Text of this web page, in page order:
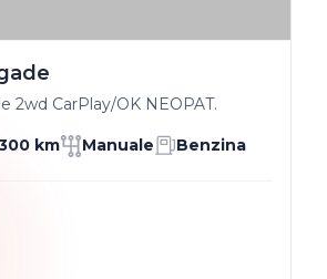
2wd CarPlay/OK NEOPAT.
km Manuale Benzina